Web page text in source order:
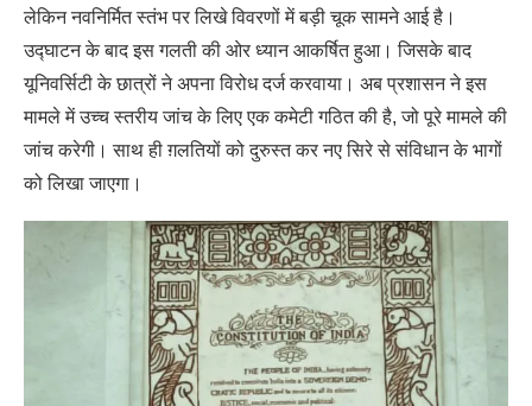
लेकिन नवनिर्मित स्तंभ पर लिखे विवरणों में बड़ी चूक सामने आई है।
उद्घाटन के बाद इस गलती की ओर ध्यान आकर्षित हुआ। जिसके बाद
यूनिवर्सिटी के छात्रों ने अपना विरोध दर्ज करवाया। अब प्रशासन ने इस
मामले में उच्च स्तरीय जांच के लिए एक कमेटी गठित की है, जो पूरे मामले की
जांच करेगी। साथ ही ग़लतियों को दुरुस्त कर नए सिरे से संविधान के भागों
को लिखा जाएगा।